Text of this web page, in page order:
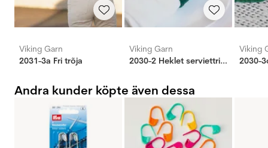
Viking Garn
2031-3a Fri trõja
Viking Garn
2030-2 Heklet serviettring grønn
Viking
Andra kunder köpte även dessa